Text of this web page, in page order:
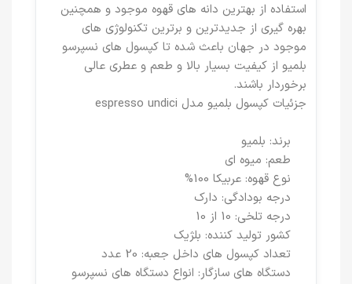
استفاده از بهترین دانه های قهوه موجود و همچنین
بهره گیری از جدیدترین و برترین تکنولوژی های
موجود در جهان باعث شده تا کپسول های نسپرسو
بلمیو از کیفیت بسیار بالا و طعم و عطری عالی
برخوردار باشند.
جزئیات کپسول بلمیو مدل espresso undici
برند: بلمیو
طعم: میوه ای
نوع قهوه: عربیکا 100%
درجه بودادگی: دارک
درجه تلخی: 10 از 10
کشور تولید کننده: بلژیک
تعداد کپسول های داخل جعبه: 20 عدد
دستگاه های سازگار: انواع دستگاه های نسپرسو